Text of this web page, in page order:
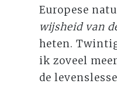
Europese
wijsheid van
heten.
ik zoveel
de